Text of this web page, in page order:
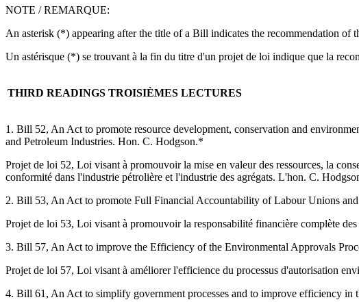
NOTE / REMARQUE:
An asterisk (*) appearing after the title of a Bill indicates the recommendation of
Un astérisque (*) se trouvant à la fin du titre d'un projet de loi indique que la
THIRD READINGS TROISIÈMES LECTURES
1. Bill 52, An Act to promote resource development, conservation and
and Petroleum Industries. Hon. C. Hodgson.*
Projet de loi 52, Loi visant à promouvoir la mise en valeur des ressources, la
conformité dans l'industrie pétrolière et l'industrie des agrégats. L'hon. C.
2. Bill 53, An Act to promote Full Financial Accountability of Labour Unions
Projet de loi 53, Loi visant à promouvoir la responsabilité financière complète
3. Bill 57, An Act to improve the Efficiency of the Environmental Approvals
Projet de loi 57, Loi visant à améliorer l'efficience du processus d'autorisation
4. Bill 61, An Act to simplify government processes and to improve efficiency